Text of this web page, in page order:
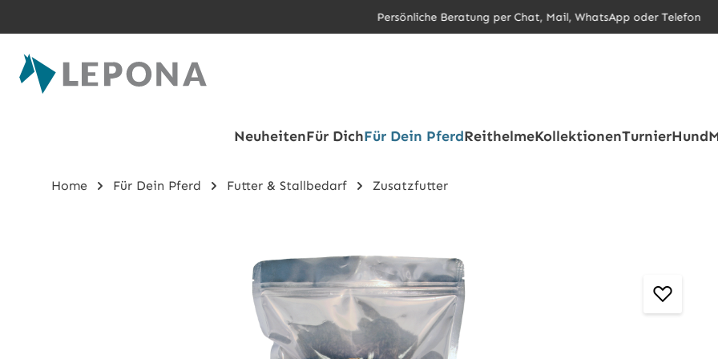
Persönliche Beratung per Chat, Mail, WhatsApp oder Telefon
NeuheitenFür DichFür Dein PferdReithelmeKollektionenTurnierHund
Home Für Dein Pferd Futter & Stallbedarf Zusatzfutter